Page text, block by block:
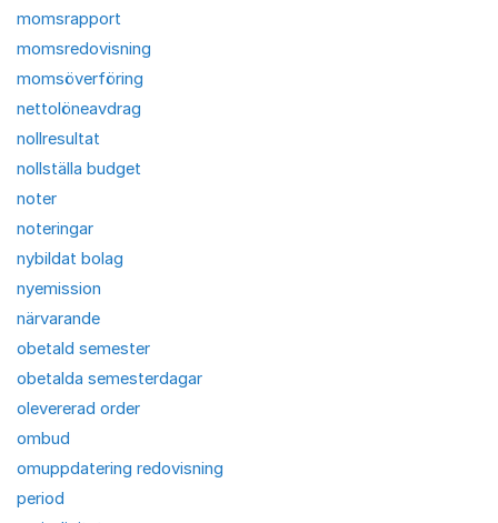
momsrapport
momsredovisning
momsöverföring
nettolöneavdrag
nollresultat
nollställa budget
noter
noteringar
nybildat bolag
nyemission
närvarande
obetald semester
obetalda semesterdagar
olevererad order
ombud
omuppdatering redovisning
period